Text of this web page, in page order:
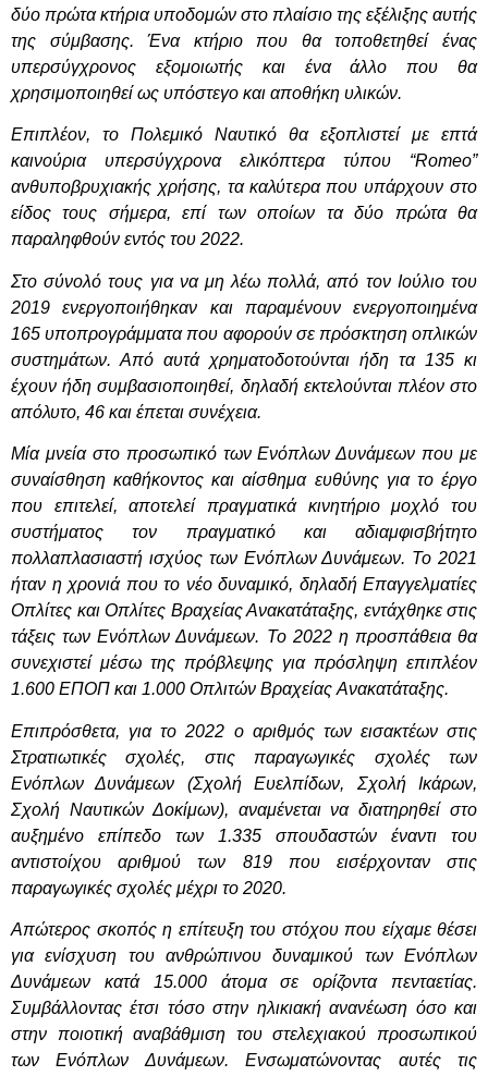
δύο πρώτα κτήρια υποδομών στο πλαίσιο της εξέλιξης αυτής
της σύμβασης. Ένα κτήριο που θα τοποθετηθεί ένας
υπερσύγχρονος εξομοιωτής και ένα άλλο που θα
χρησιμοποιηθεί ως υπόστεγο και αποθήκη υλικών.
Επιπλέον, το Πολεμικό Ναυτικό θα εξοπλιστεί με επτά
καινούρια υπερσύγχρονα ελικόπτερα τύπου “Romeo”
ανθυποβρυχιακής χρήσης, τα καλύτερα που υπάρχουν στο
είδος τους σήμερα, επί των οποίων τα δύο πρώτα θα
παραληφθούν εντός του 2022.
Στο σύνολό τους για να μη λέω πολλά, από τον Ιούλιο του
2019 ενεργοποιήθηκαν και παραμένουν ενεργοποιημένα
165 υποπρογράμματα που αφορούν σε πρόσκτηση οπλικών
συστημάτων. Από αυτά χρηματοδοτούνται ήδη τα 135 κι
έχουν ήδη συμβασιοποιηθεί, δηλαδή εκτελούνται πλέον στο
απόλυτο, 46 και έπεται συνέχεια.
Μία μνεία στο προσωπικό των Ενόπλων Δυνάμεων που με
συναίσθηση καθήκοντος και αίσθημα ευθύνης για το έργο
που επιτελεί, αποτελεί πραγματικά κινητήριο μοχλό του
συστήματος τον πραγματικό και αδιαμφισβήτητο
πολλαπλασιαστή ισχύος των Ενόπλων Δυνάμεων. Το 2021
ήταν η χρονιά που το νέο δυναμικό, δηλαδή Επαγγελματίες
Οπλίτες και Οπλίτες Βραχείας Ανακατάταξης, εντάχθηκε στις
τάξεις των Ενόπλων Δυνάμεων. Το 2022 η προσπάθεια θα
συνεχιστεί μέσω της πρόβλεψης για πρόσληψη επιπλέον
1.600 ΕΠΟΠ και 1.000 Oπλιτών Bραχείας Aνακατάταξης.
Επιπρόσθετα, για το 2022 ο αριθμός των εισακτέων στις
Στρατιωτικές σχολές, στις παραγωγικές σχολές των
Ενόπλων Δυνάμεων (Σχολή Ευελπίδων, Σχολή Ικάρων,
Σχολή Ναυτικών Δοκίμων), αναμένεται να διατηρηθεί στο
αυξημένο επίπεδο των 1.335 σπουδαστών έναντι του
αντιστοίχου αριθμού των 819 που εισέρχονταν στις
παραγωγικές σχολές μέχρι το 2020.
Απώτερος σκοπός η επίτευξη του στόχου που είχαμε θέσει
για ενίσχυση του ανθρώπινου δυναμικού των Ενόπλων
Δυνάμεων κατά 15.000 άτομα σε ορίζοντα πενταετίας.
Συμβάλλοντας έτσι τόσο στην ηλικιακή ανανέωση όσο και
στην ποιοτική αναβάθμιση του στελεχιακού προσωπικού
των Ενόπλων Δυνάμεων. Ενσωματώνοντας αυτές τις